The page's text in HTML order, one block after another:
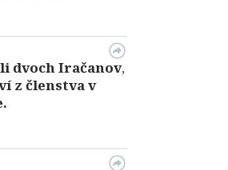
dvoch Iračanov,
z členstva v